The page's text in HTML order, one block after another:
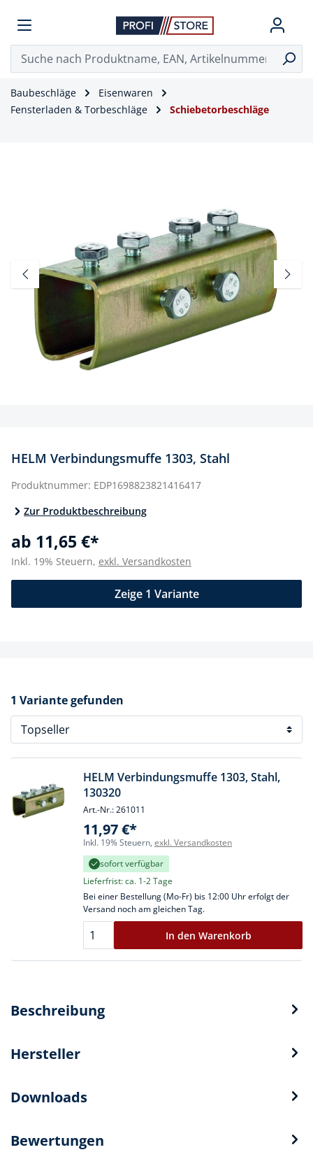
Baubeschläge
Eisenwaren
Fensterladen & Torbeschläge
Schiebetorbeschläge
HELM Verbindungsmuffe 1303, Stahl
Produktnummer: EDP1698823821416417
Zur Produktbeschreibung
ab 11,65 €*
Inkl. 19% Steuern, exkl. Versandkosten
Zeige 1 Variante
1 Variante gefunden
HELM Verbindungsmuffe 1303, Stahl,
130320
Art.-Nr.: 261011
11,97 €*
Inkl. 19% Steuern, exkl. Versandkosten
sofort verfügbar
Lieferfrist: ca. 1-2 Tage
Bei einer Bestellung (Mo-Fr) bis 12:00 Uhr erfolgt der
Versand noch am gleichen Tag.
In den Warenkorb
Beschreibung
Hersteller
Downloads
Bewertungen